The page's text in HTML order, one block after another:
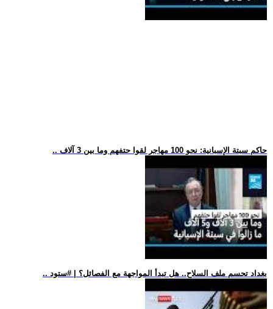
.. حاكم سبتة الإسبانية: نحو 100 مهاجر لقوا حتفهم وما بين 3 آلاف
.. بغداد تحسم ملف السلاح.. هل تبدأ المواجهة مع الفصائل؟ | #ستود